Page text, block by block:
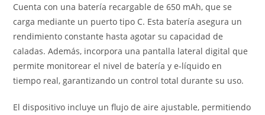
Cuenta con una batería recargable de 650 mAh, que se
carga mediante un puerto tipo C. Esta batería asegura un
rendimiento constante hasta agotar su capacidad de
caladas. Además, incorpora una pantalla lateral digital que
permite monitorear el nivel de batería y e-líquido en
tiempo real, garantizando un control total durante su uso.
El dispositivo incluye un flujo de aire ajustable, permitiendo